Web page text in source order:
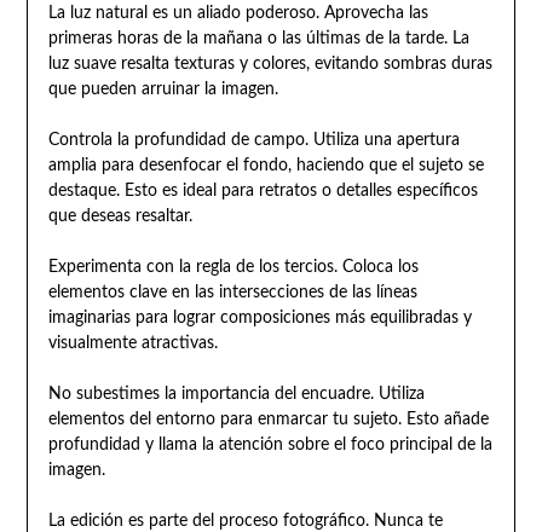
La luz natural es un aliado poderoso. Aprovecha las
primeras horas de la mañana o las últimas de la tarde. La
luz suave resalta texturas y colores, evitando sombras duras
que pueden arruinar la imagen.
Controla la profundidad de campo. Utiliza una apertura
amplia para desenfocar el fondo, haciendo que el sujeto se
destaque. Esto es ideal para retratos o detalles específicos
que deseas resaltar.
Experimenta con la regla de los tercios. Coloca los
elementos clave en las intersecciones de las líneas
imaginarias para lograr composiciones más equilibradas y
visualmente atractivas.
No subestimes la importancia del encuadre. Utiliza
elementos del entorno para enmarcar tu sujeto. Esto añade
profundidad y llama la atención sobre el foco principal de la
imagen.
La edición es parte del proceso fotográfico. Nunca te